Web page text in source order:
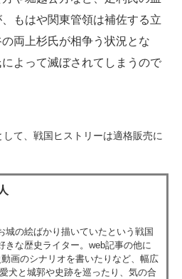
もはや関東管領は補佐する立
両上杉氏が相争う状況とな
よって滅ぼされてしまうので
て、戦国ヒストリーは適格販売に
城の絵ばかり描いていたという戦国
きな歴史ライター。web記事の他に
画のシナリオを書いたりなど、幅広
犬と城郭や史跡を巡ったり、気の合